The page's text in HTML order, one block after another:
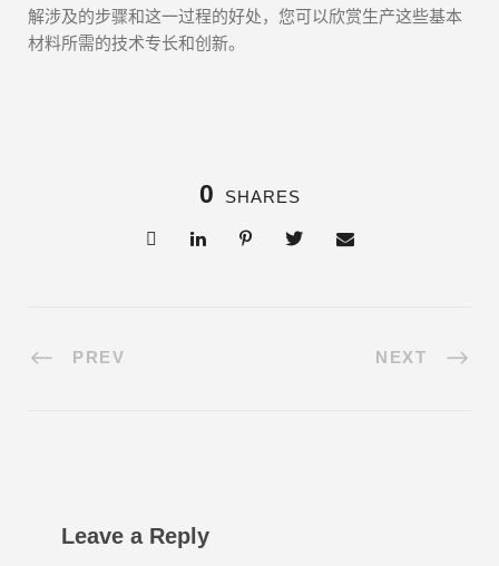
解涉及的步骤和这一过程的好处，您可以欣赏生产这些基本
材料所需的技术专长和创新。
0 SHARES
PREV NEXT
Leave a Reply